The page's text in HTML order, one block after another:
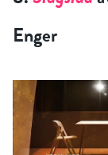
Enger